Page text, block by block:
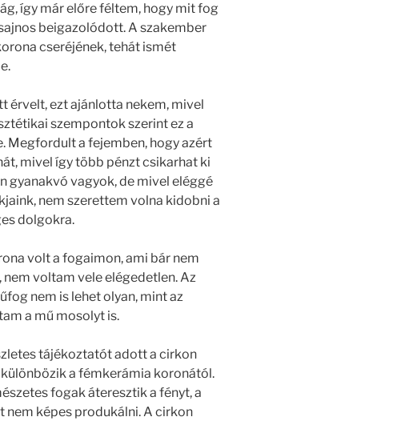
így már előre féltem, hogy mit fog
beigazolódott. A szakember
cseréjének, tehát ismét
érvelt, ezt ajánlotta nekem, mivel
szempontok szerint ez a
Megfordult a fejemben, hogy azért
mivel így több pénzt csikarhat ki
gyanakvó vagyok, de mivel eléggé
nem szerettem volna kidobni a
dolgokra.
volt a fogaimon, ami bár nem
voltam vele elégedetlen. Az
nem is lehet olyan, mint az
a mű mosolyt is.
tájékoztatót adott a cirkon
a fémkerámia koronától.
fogak áteresztik a fényt, a
képes produkálni. A cirkon